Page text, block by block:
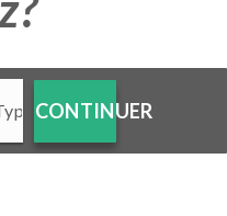
CONTINUER